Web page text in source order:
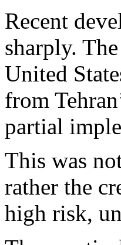
Recent
sharply.
United
from
partial
This was
rather the
high risk,